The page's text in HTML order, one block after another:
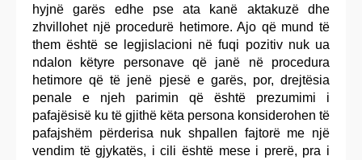
hyjnë garës edhe pse ata kanë aktakuzë dhe
zhvillohet një procedurë hetimore. Ajo që mund të
them është se legjislacioni në fuqi pozitiv nuk ua
ndalon këtyre personave që janë në procedura
hetimore që të jenë pjesë e garës, por, drejtësia
penale e njeh parimin që është prezumimi i
pafajësisë ku të gjithë këta persona konsiderohen të
pafajshëm përderisa nuk shpallen fajtorë me një
vendim të gjykatës, i cili është mese i prerë, pra i